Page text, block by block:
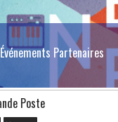
Événements Partenaires
Poste